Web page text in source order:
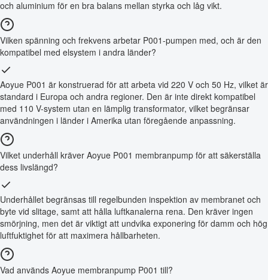
och aluminium för en bra balans mellan styrka och låg vikt.
Vilken spänning och frekvens arbetar P001-pumpen med, och är den
kompatibel med elsystem i andra länder?
Aoyue P001 är konstruerad för att arbeta vid 220 V och 50 Hz, vilket är
standard i Europa och andra regioner. Den är inte direkt kompatibel
med 110 V-system utan en lämplig transformator, vilket begränsar
användningen i länder i Amerika utan föregående anpassning.
Vilket underhåll kräver Aoyue P001 membranpump för att säkerställa
dess livslängd?
Underhållet begränsas till regelbunden inspektion av membranet och
byte vid slitage, samt att hålla luftkanalerna rena. Den kräver ingen
smörjning, men det är viktigt att undvika exponering för damm och hög
luftfuktighet för att maximera hållbarheten.
Vad används Aoyue membranpump P001 till?